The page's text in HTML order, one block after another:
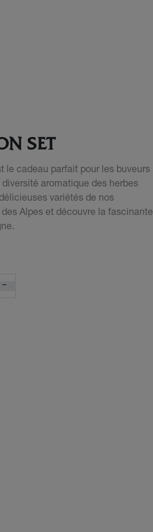
SET
le cadeau parfait pour les buveurs
aromatique des herbes
variétés de nos
Alpes et découvre la fascinante